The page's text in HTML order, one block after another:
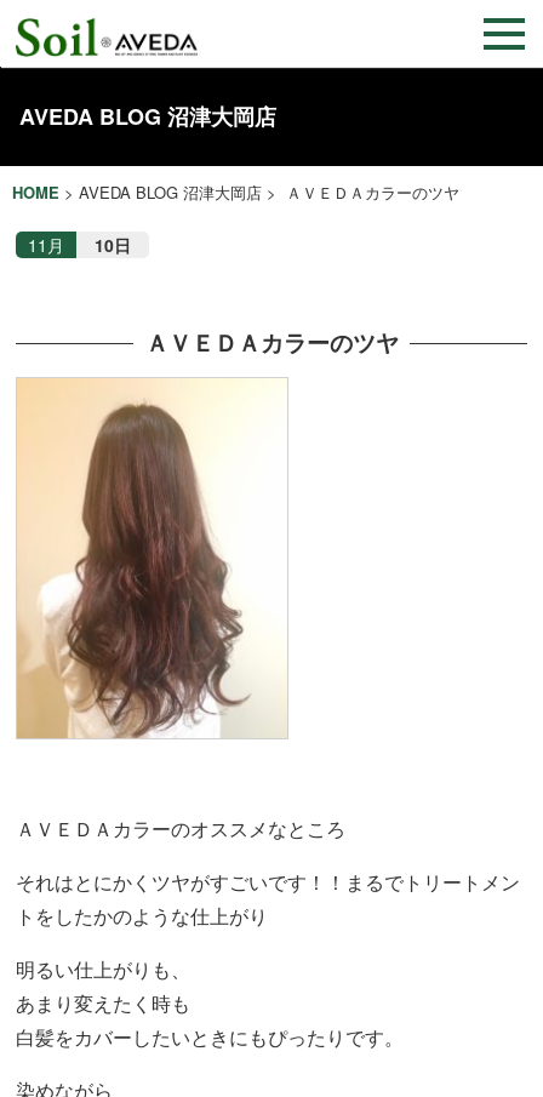
AVEDA BLOG 沼津大岡店
HOME > AVEDA BLOG 沼津大岡店 > ＡＶＥＤＡカラーのツヤ
11月 10日
ＡＶＥＤＡカラーのツヤ
ＡＶＥＤＡカラーのオススメなところ
それはとにかくツヤがすごいです！！まるでトリートメン
トをしたかのような仕上がり
明るい仕上がりも、
あまり変えたく時も
白髪をカバーしたいときにもぴったりです。
染めながら